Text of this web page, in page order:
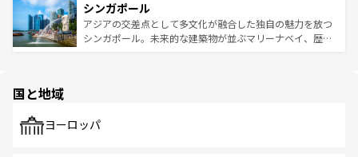
参照してほしい。
激する。気候は一年中温暖で、どの季節にも異なる楽しみ
が待っている。親しみやすいタイの人々、仏教を中心とし
た文化、そして多様な観光資源が、訪れる旅人を魅了し続
み、どこを訪れても感動するはず。観光スポットが密集し
ており、効率よく見どころを回れるのも魅力。息をのむよ
うな絶景から文化的な体験まで、香港を存分に楽しみ尽く
シンガポール
アジアの交差点として多文化が融合した独自の魅力を放つ
シンガポール。未来的な建築物が並ぶマリーナベイ、歴史
で、ホーカーズは地元の風情を楽しめる外せないスポット
国と地域
ヨーロッパ